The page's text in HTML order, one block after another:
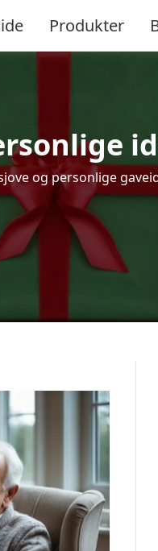
Produkter
og personlige